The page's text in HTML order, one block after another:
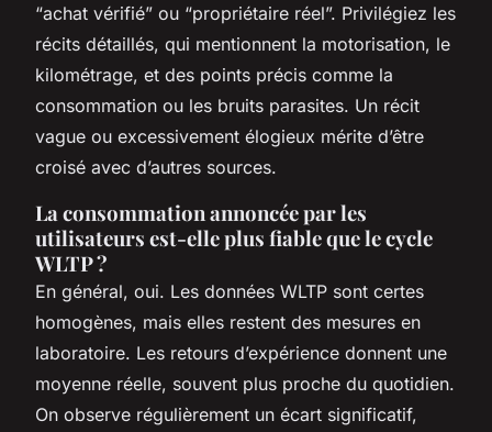
“achat vérifié” ou “propriétaire réel”. Privilégiez les
récits détaillés, qui mentionnent la motorisation, le
kilométrage, et des points précis comme la
consommation ou les bruits parasites. Un récit
vague ou excessivement élogieux mérite d’être
croisé avec d’autres sources.
La consommation annoncée par les
utilisateurs est-elle plus fiable que le cycle
WLTP ?
En général, oui. Les données WLTP sont certes
homogènes, mais elles restent des mesures en
laboratoire. Les retours d’expérience donnent une
moyenne réelle, souvent plus proche du quotidien.
On observe régulièrement un écart significatif,